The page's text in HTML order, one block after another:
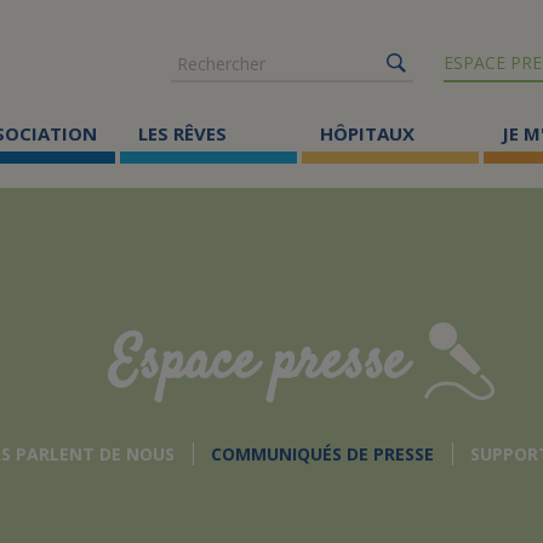
Rechercher
ESPACE
LES RÊVES HÔPITAUX JE
Espace presse
PARLENT DE NOUS COMMUNIQUÉS DE PRESSE